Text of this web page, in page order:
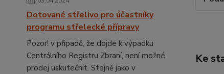
Dotované střelivo pro účastníky
programu střelecké přípravy
Pozor! v připadě, že dojde k výpadku
Centrálního Registru Zbraní, není možné
prodej uskutečnit. Stejně jako v
Ke